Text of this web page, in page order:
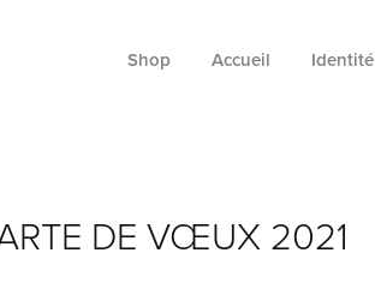
Shop Accueil Identité
DE VŒUX 2021